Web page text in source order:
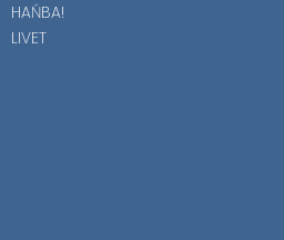
HAŃBA!
LIVET